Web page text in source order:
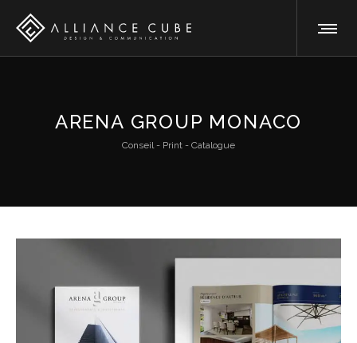
ARENA GROUP MONACO
Conseil - Print - Catalogue